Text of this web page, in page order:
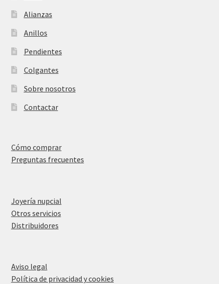
Alianzas
Anillos
Pendientes
Colgantes
Sobre nosotros
Contactar
Cómo comprar
Preguntas frecuentes
Joyería nupcial
Otros servicios
Distribuidores
Aviso legal
Política de privacidad y cookies